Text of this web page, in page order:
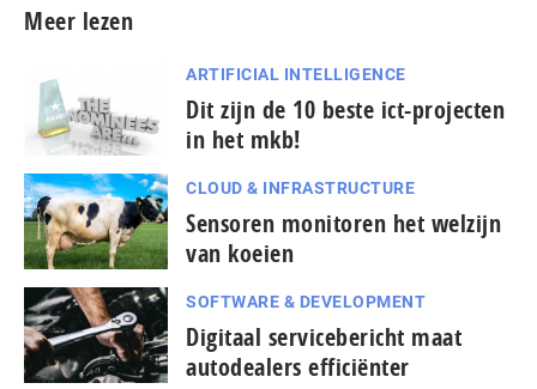
Meer lezen
ARTIFICIAL INTELLIGENCE
Dit zijn de 10 beste ict-projecten
in het mkb!
CLOUD & INFRASTRUCTURE
Sensoren monitoren het welzijn
van koeien
SOFTWARE & DEVELOPMENT
Digitaal servicebericht maat
autodealers efficiënter